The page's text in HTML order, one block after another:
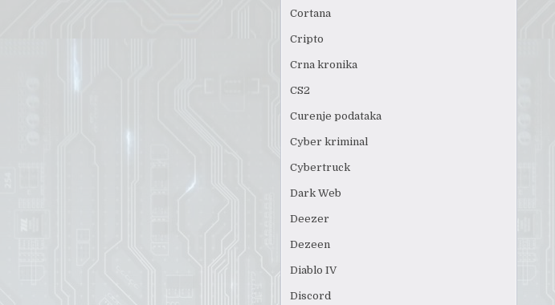
Cortana
Cripto
Crna kronika
CS2
Curenje podataka
Cyber kriminal
Cybertruck
Dark Web
Deezer
Dezeen
Diablo IV
Discord